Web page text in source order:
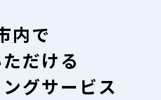
内で
だける
グサービス